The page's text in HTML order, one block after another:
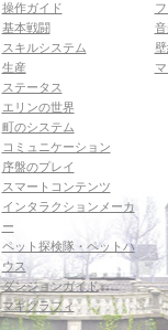
操作ガイド
基本戦闘
スキルシステム
生産
ステータス
エリンの世界
町のシステム
コミュニケーション
序盤のプレイ
スマートコンテンツ
インタラクションメーカ
ー
ペット探検隊・ペットハ
ウス
ダンジョンガイド
マギグラフィ